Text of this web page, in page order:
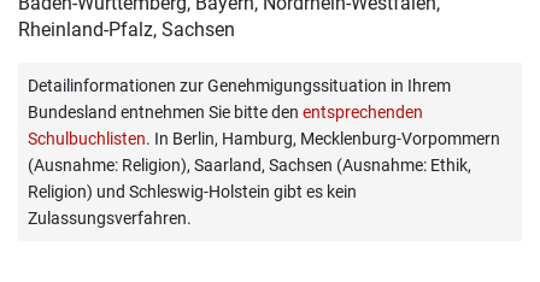
Rheinland-Pfalz, Sachsen
Detailinformationen zur Genehmigungssituation in Ihrem
Bundesland entnehmen Sie bitte den entsprechenden
Schulbuchlisten. In Berlin, Hamburg, Mecklenburg-Vorpommern
(Ausnahme: Religion), Saarland, Sachsen (Ausnahme: Ethik,
Religion) und Schleswig-Holstein gibt es kein
Zulassungsverfahren.